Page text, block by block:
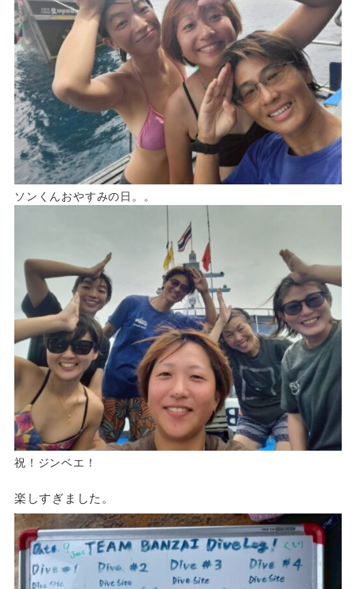
ソンくんおやすみの日。。
祝！ジンベエ！
楽しすぎました。